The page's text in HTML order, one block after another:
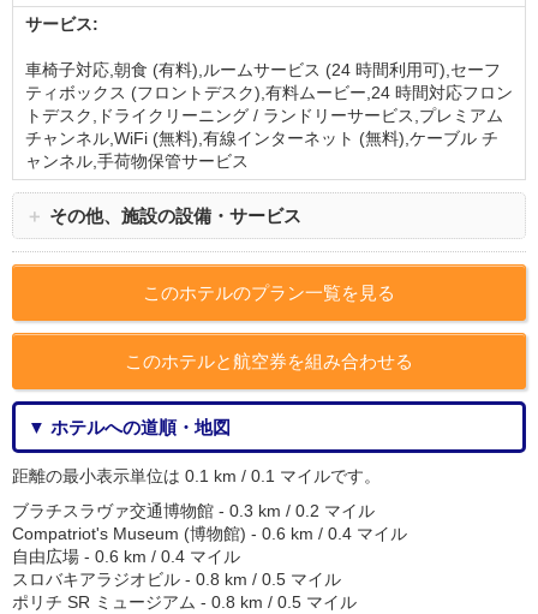
サービス:
車椅子対応,朝食 (有料),ルームサービス (24 時間利用可),セーフ
ティボックス (フロントデスク),有料ムービー,24 時間対応フロン
トデスク,ドライクリーニング / ランドリーサービス,プレミアム
チャンネル,WiFi (無料),有線インターネット (無料),ケーブル チ
ャンネル,手荷物保管サービス
＋ その他、施設の設備・サービス
このホテルのプラン一覧を見る
このホテルと航空券を組み合わせる
▼ ホテルへの道順・地図
距離の最小表示単位は 0.1 km / 0.1 マイルです。
ブラチスラヴァ交通博物館 - 0.3 km / 0.2 マイル
Compatriot's Museum (博物館) - 0.6 km / 0.4 マイル
自由広場 - 0.6 km / 0.4 マイル
スロバキアラジオビル - 0.8 km / 0.5 マイル
ポリチ SR ミュージアム - 0.8 km / 0.5 マイル